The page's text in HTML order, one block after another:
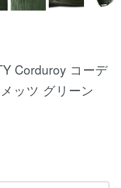
Corduroy コーデ
ッツ グリーン